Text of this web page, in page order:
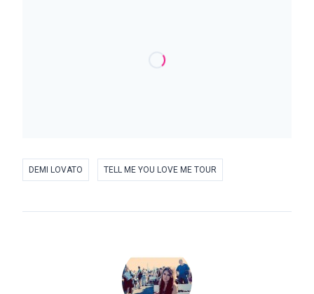
DEMI LOVATO TELL ME YOU LOVE ME TOUR